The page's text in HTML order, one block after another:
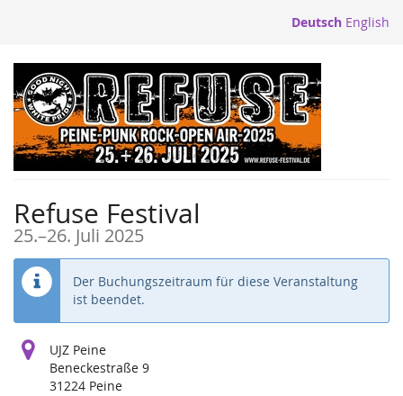
springen
Deutsch English
Refuse Festival
25.–bis
26. Juli 2025
Der Buchungszeitraum für diese Veranstaltung
ist beendet.
UJZ Peine
Beneckestraße 9
31224 Peine